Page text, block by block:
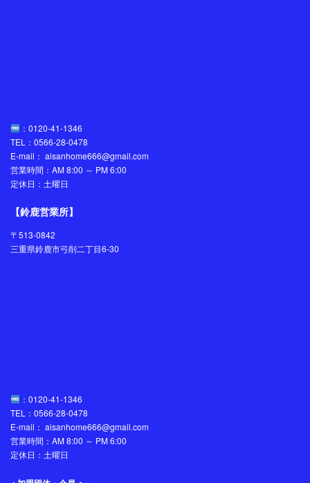
：0120-41-1346
TEL：0566-28-0478
E-mail： aisanhome666@gmail.com
営業時間：AM 8:00 ～ PM 6:00
定休日：土曜日
【鈴鹿営業所】
〒513-0842
三重県鈴鹿市弓削二丁目6-30
：0120-41-1346
TEL：0566-28-0478
E-mail： aisanhome666@gmail.com
営業時間：AM 8:00 ～ PM 6:00
定休日：土曜日